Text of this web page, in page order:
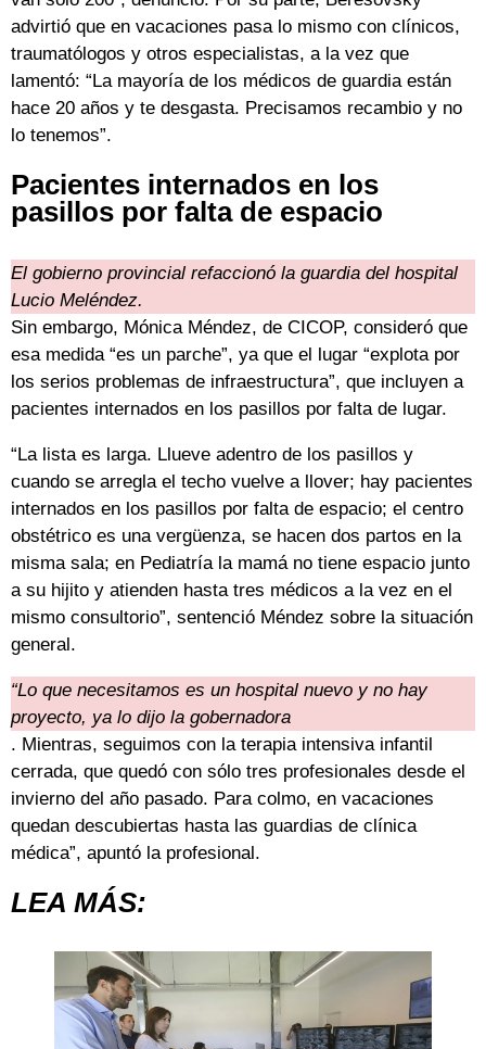
advirtió que en vacaciones pasa lo mismo con clínicos,
traumatólogos y otros especialistas, a la vez que
lamentó: “La mayoría de los médicos de guardia están
hace 20 años y te desgasta. Precisamos recambio y no
lo tenemos”.
Pacientes internados en los
pasillos por falta de espacio
El gobierno provincial refaccionó la guardia del hospital
Lucio Meléndez.
Sin embargo, Mónica Méndez, de CICOP, consideró que
esa medida “es un parche”, ya que el lugar “explota por
los serios problemas de infraestructura”, que incluyen a
pacientes internados en los pasillos por falta de lugar.
“La lista es larga. Llueve adentro de los pasillos y
cuando se arregla el techo vuelve a llover; hay pacientes
internados en los pasillos por falta de espacio; el centro
obstétrico es una vergüenza, se hacen dos partos en la
misma sala; en Pediatría la mamá no tiene espacio junto
a su hijito y atienden hasta tres médicos a la vez en el
mismo consultorio”, sentenció Méndez sobre la situación
general.
“Lo que necesitamos es un hospital nuevo y no hay
proyecto, ya lo dijo la gobernadora
. Mientras, seguimos con la terapia intensiva infantil
cerrada, que quedó con sólo tres profesionales desde el
invierno del año pasado. Para colmo, en vacaciones
quedan descubiertas hasta las guardias de clínica
médica”, apuntó la profesional.
LEA MÁS: